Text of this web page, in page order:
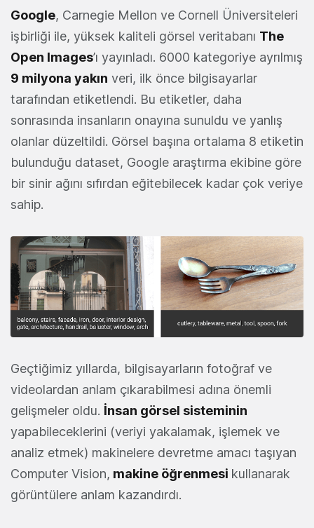
Google, Carnegie Mellon ve Cornell Üniversiteleri
işbirliği ile, yüksek kaliteli görsel veritabanı The
Open Images’ı yayınladı. 6000 kategoriye ayrılmış
9 milyona yakın veri, ilk önce bilgisayarlar
tarafından etiketlendi. Bu etiketler, daha
sonrasında insanların onayına sunuldu ve yanlış
olanlar düzeltildi. Görsel başına ortalama 8 etiketin
bulunduğu dataset, Google araştırma ekibine göre
bir sinir ağını sıfırdan eğitebilecek kadar çok veriye
sahip.
Geçtiğimiz yıllarda, bilgisayarların fotoğraf ve
videolardan anlam çıkarabilmesi adına önemli
gelişmeler oldu. İnsan görsel sisteminin
yapabileceklerini (veriyi yakalamak, işlemek ve
analiz etmek) makinelere devretme amacı taşıyan
Computer Vision, makine öğrenmesi kullanarak
görüntülere anlam kazandırdı.